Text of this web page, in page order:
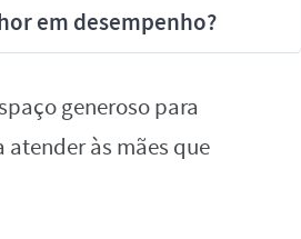
em desempenho?
generoso para
às mães que